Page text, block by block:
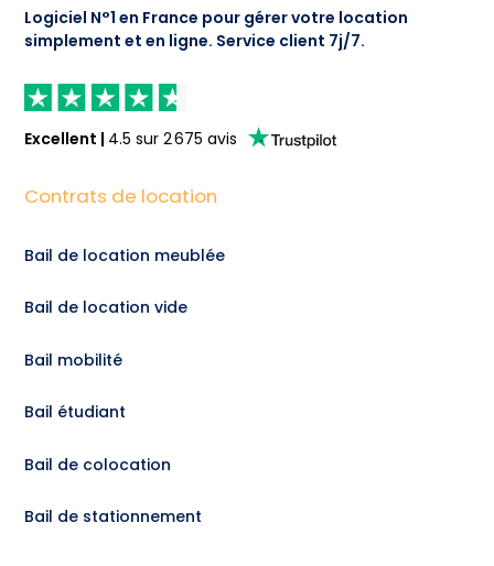
Logiciel N°1 en France pour gérer votre location
simplement et en ligne. Service client 7j/7.
Excellent | 4.5 sur2 675 avis
Contrats de location
Bail de location meublée
Bail de location vide
Bail mobilité
Bail étudiant
Bail de colocation
Bail de stationnement